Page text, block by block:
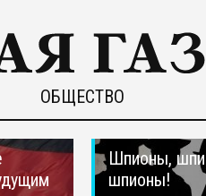
ОБЩЕСТВО
Шпионы,
шпионы!